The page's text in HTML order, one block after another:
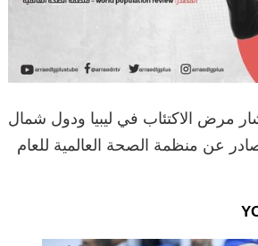
مرض الاكتئاب في ليبيا ودول شمال
صادر عن منظمة الصحة العالمية للعام